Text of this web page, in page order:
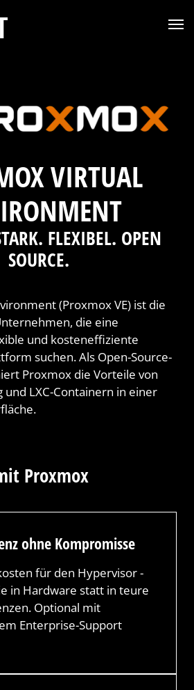
VIRTUAL
FLEXIBEL. OPEN
SOURCE.
(Proxmox VE) ist die
die eine
und kosteneffiziente
suchen. Als Open-Source-
Proxmox die Vorteile von
und LXC-Containern in einer
Proxmox
ohne Kompromisse
für den Hypervisor -
in Hardware statt in teure
Optional mit
Enterprise-Support